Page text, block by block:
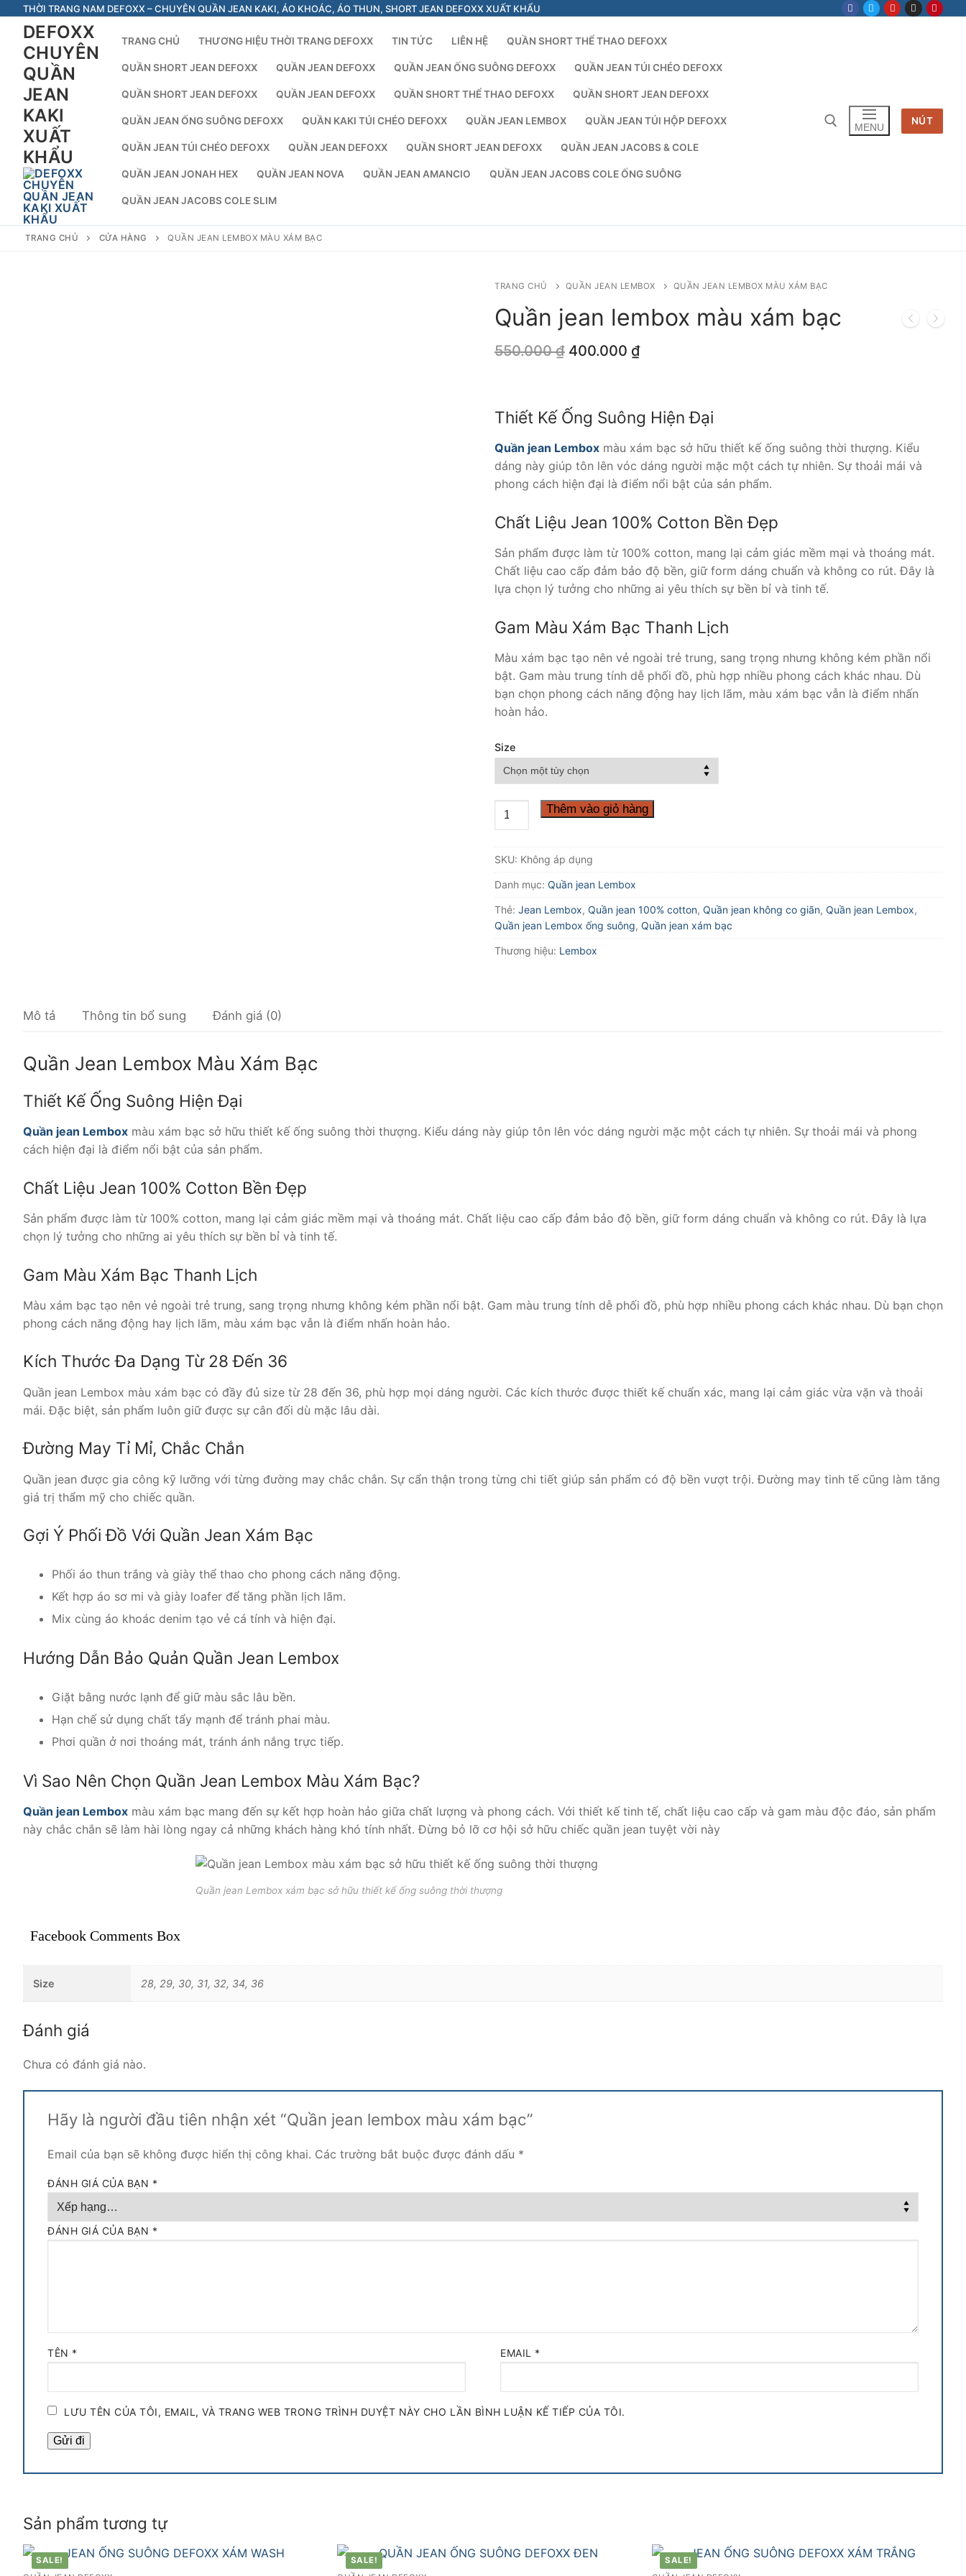
Chuyển
dung
THỜI TRANG NAM DEFOXX – CHUYÊN QUẦN JEAN KAKI, ÁO KHOÁC, ÁO THUN, SHORT JEAN DEFOXX XUẤT KHẨU
DEFOXX
CHUYÊN
QUẦN
JEAN
KAKI
XUẤT
KHẨU
TRANG CHỦ THƯƠNG HIỆU THỜI TRANG DEFOXX TIN TỨC LIÊN HỆ QUẦN SHORT THỂ THAO DEFOXX
QUẦN SHORT JEAN DEFOXX QUẦN JEAN DEFOXX QUẦN JEAN ỐNG SUÔNG DEFOXX QUẦN JEAN TÚI CHÉO DEFOXX
QUẦN SHORT JEAN DEFOXX QUẦN JEAN DEFOXX QUẦN SHORT THỂ THAO DEFOXX QUẦN SHORT JEAN DEFOXX
QUẦN JEAN ỐNG SUÔNG DEFOXX QUẦN KAKI TÚI CHÉO DEFOXX QUẦN JEAN LEMBOX QUẦN JEAN TÚI HỘP DEFOXX
QUẦN JEAN TÚI CHÉO DEFOXX QUẦN JEAN DEFOXX QUẦN SHORT JEAN DEFOXX QUẦN JEAN JACOBS & COLE
QUẦN JEAN JONAH HEX QUẦN JEAN NOVA QUẦN JEAN AMANCIO QUẦN JEAN JACOBS COLE ỐNG SUÔNG
QUẦN JEAN JACOBS COLE SLIM
MENU
NÚT
TRANG CHỦ CỬA HÀNG QUẦN JEAN LEMBOX MÀU XÁM BẠC
TRANG CHỦ QUẦN JEAN LEMBOX QUẦN JEAN LEMBOX MÀU XÁM BẠC
Quần jean lembox màu xám bạc
550.000₫ Giá
400.000 ₫Giá
400.000 ₫.
Thiết Kế Ống Suông Hiện Đại
Quần jean Lembox màu xám bạc sở hữu thiết kế ống suông thời thượng. Kiểu
dáng này giúp tôn lên vóc dáng người mặc một cách tự nhiên. Sự thoải mái và
phong cách hiện đại là điểm nổi bật của sản phẩm.
Chất Liệu Jean 100% Cotton Bền Đẹp
Sản phẩm được làm từ 100% cotton, mang lại cảm giác mềm mại và thoáng mát.
Chất liệu cao cấp đảm bảo độ bền, giữ form dáng chuẩn và không co rút. Đây là
lựa chọn lý tưởng cho những ai yêu thích sự bền bỉ và tinh tế.
Gam Màu Xám Bạc Thanh Lịch
Màu xám bạc tạo nên vẻ ngoài trẻ trung, sang trọng nhưng không kém phần nổi
bật. Gam màu trung tính dễ phối đồ, phù hợp nhiều phong cách khác nhau. Dù
bạn chọn phong cách năng động hay lịch lãm, màu xám bạc vẫn là điểm nhấn
hoàn hảo.
Size
Quần
jean
màu
xám
số
lượng
Thêm vào giỏ hàng
SKU: Không áp dụng
Danh mục: Quần jean Lembox
Thẻ: Jean Lembox, Quần jean 100% cotton, Quần jean không co giãn, Quần jean Lembox,
Quần jean Lembox ống suông, Quần jean xám bạc
Thương hiệu: Lembox
Mô tả Thông tin bổ sung Đánh giá (0)
Quần Jean Lembox Màu Xám Bạc
Thiết Kế Ống Suông Hiện Đại
Quần jean Lembox màu xám bạc sở hữu thiết kế ống suông thời thượng. Kiểu dáng này giúp tôn lên vóc dáng người mặc một cách tự nhiên. Sự thoải mái và phong
cách hiện đại là điểm nổi bật của sản phẩm.
Chất Liệu Jean 100% Cotton Bền Đẹp
Sản phẩm được làm từ 100% cotton, mang lại cảm giác mềm mại và thoáng mát. Chất liệu cao cấp đảm bảo độ bền, giữ form dáng chuẩn và không co rút. Đây là lựa
chọn lý tưởng cho những ai yêu thích sự bền bỉ và tinh tế.
Gam Màu Xám Bạc Thanh Lịch
Màu xám bạc tạo nên vẻ ngoài trẻ trung, sang trọng nhưng không kém phần nổi bật. Gam màu trung tính dễ phối đồ, phù hợp nhiều phong cách khác nhau. Dù bạn chọn
phong cách năng động hay lịch lãm, màu xám bạc vẫn là điểm nhấn hoàn hảo.
Kích Thước Đa Dạng Từ 28 Đến 36
Quần jean Lembox màu xám bạc có đầy đủ size từ 28 đến 36, phù hợp mọi dáng người. Các kích thước được thiết kế chuẩn xác, mang lại cảm giác vừa vặn và thoải
mái. Đặc biệt, sản phẩm luôn giữ được sự cân đối dù mặc lâu dài.
Đường May Tỉ Mỉ, Chắc Chắn
Quần jean được gia công kỹ lưỡng với từng đường may chắc chắn. Sự cẩn thận trong từng chi tiết giúp sản phẩm có độ bền vượt trội. Đường may tinh tế cũng làm tăng
giá trị thẩm mỹ cho chiếc quần.
Gợi Ý Phối Đồ Với Quần Jean Xám Bạc
Phối áo thun trắng và giày thể thao cho phong cách năng động.
Kết hợp áo sơ mi và giày loafer để tăng phần lịch lãm.
Mix cùng áo khoác denim tạo vẻ cá tính và hiện đại.
Hướng Dẫn Bảo Quản Quần Jean Lembox
Giặt bằng nước lạnh để giữ màu sắc lâu bền.
Hạn chế sử dụng chất tẩy mạnh để tránh phai màu.
Phơi quần ở nơi thoáng mát, tránh ánh nắng trực tiếp.
Vì Sao Nên Chọn Quần Jean Lembox Màu Xám Bạc?
Quần jean Lembox màu xám bạc mang đến sự kết hợp hoàn hảo giữa chất lượng và phong cách. Với thiết kế tinh tế, chất liệu cao cấp và gam màu độc đáo, sản phẩm
này chắc chắn sẽ làm hài lòng ngay cả những khách hàng khó tính nhất. Đừng bỏ lỡ cơ hội sở hữu chiếc quần jean tuyệt vời này
Quần jean Lembox xám bạc sở hữu thiết kế ống suông thời thượng
Facebook Comments Box
Size 28, 29, 30, 31, 32, 34, 36
Đánh giá
Chưa có đánh giá nào.
Hãy là người đầu tiên nhận xét “Quần jean lembox màu xám bạc”
Email của bạn sẽ không được hiển thị công khai. Các trường bắt buộc được đánh dấu *
ĐÁNH GIÁ CỦA BẠN *
ĐÁNH GIÁ CỦA BẠN *
TÊN * EMAIL *
LƯU TÊN CỦA TÔI, EMAIL, VÀ TRANG WEB TRONG TRÌNH DUYỆT NÀY CHO LẦN BÌNH LUẬN KẾ TIẾP CỦA TÔI.
Sản phẩm tương tự
SALE!
SALE!
SALE!